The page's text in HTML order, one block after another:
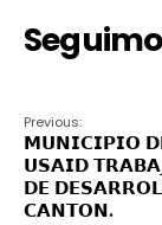
Previous:
𝗠𝗨𝗡𝗜𝗖𝗜𝗣𝗜𝗢
𝗨𝗦𝗔𝗜𝗗
𝗗𝗘
𝗖𝗔𝗡𝗧𝗢𝗡.